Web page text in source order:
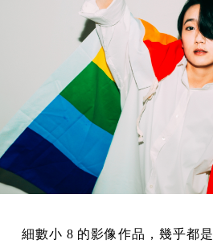
細數小 8 的影像作品，幾乎都